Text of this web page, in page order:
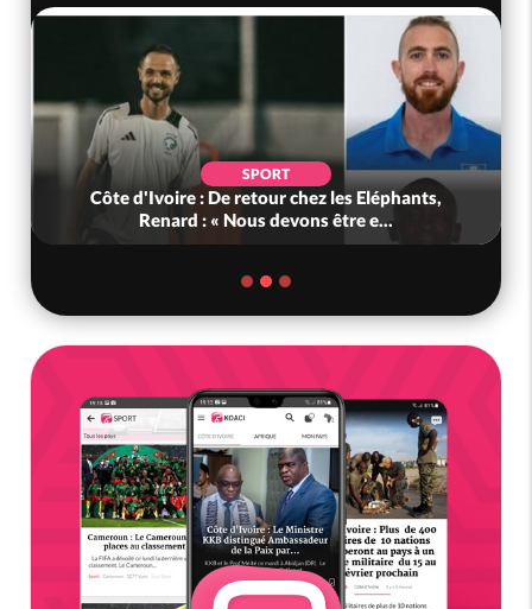
SPORT
Côte d'Ivoire : De retour chez les Eléphants,
Renard : « Nous devons être e...